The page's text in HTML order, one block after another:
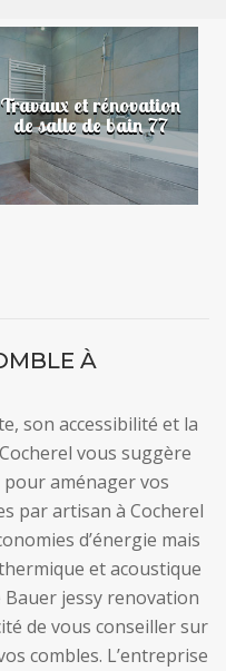
Travaux et rénovation
de salle de bain 77
À
son accessibilité et la
vous suggère
aménager vos
par artisan à Cocherel
d’énergie mais
et acoustique
jessy renovation
de vous conseiller sur
combles. L’entreprise